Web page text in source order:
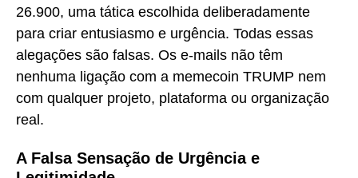
26.900, uma tática escolhida deliberadamente
para criar entusiasmo e urgência. Todas essas
alegações são falsas. Os e-mails não têm
nenhuma ligação com a memecoin TRUMP nem
com qualquer projeto, plataforma ou organização
real.
A Falsa Sensação de Urgência e